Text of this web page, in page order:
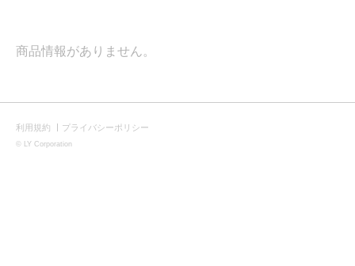
商品情報がありません。
利用規約 プライバシーポリシー
© LY Corporation